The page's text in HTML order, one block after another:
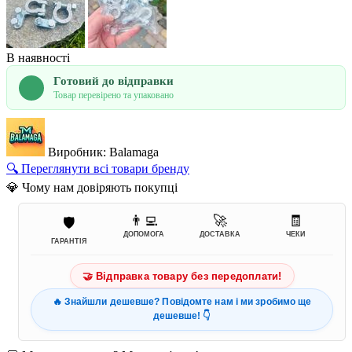
В наявності
Готовий до відправки
Товар перевірено та упаковано
Виробник: Balamaga
🔍 Переглянути всі товари бренду
💎 Чому нам довіряють покупці
🛡️
ГАРАНТІЯ
👨‍💻
ДОПОМОГА
🚀
ДОСТАВКА
🧾
ЧЕКИ
🤝 Відправка товару без передоплати!
🔥 Знайшли дешевше? Повідомте нам і ми зробимо ще
дешевше! 👇